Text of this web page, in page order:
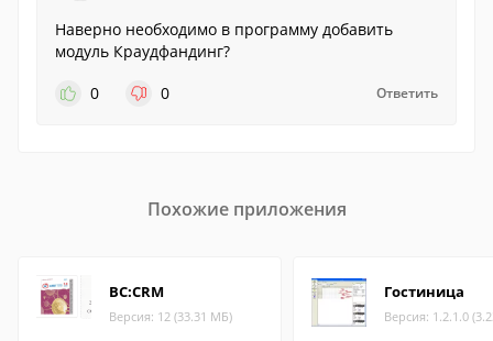
Наверно необходимо в программу добавить
модуль Краудфандинг?
0
0 Ответить
Похожие приложения
ВС:CRM
Версия: 12 (33.31 МБ)
Гостиница
Версия: 1.2.1.0